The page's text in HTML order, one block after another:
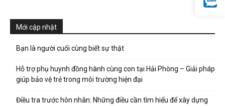
phong
tham
Mới cập nhật
Bạn là người cuối cùng biết sự thật
Hỗ trợ phụ huynh đồng hành cùng con tại Hải Phòng – Giải pháp
giúp bảo vệ trẻ trong môi trường hiện đại
Điều tra trước hôn nhân: Những điều cần tìm hiểu để xây dựng